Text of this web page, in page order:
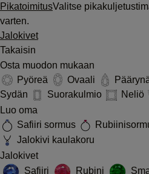
PikatoimitusValitse
varten.
Jalokivet
Takaisin
Osta muodon mukaan
Pyöreä
Ovaali
Sydän
Suorakulmio Neliö
Luo oma
Safiiri sormus
Jalokivi kaulakoru
Jalokivet
Safiiri
Rubini